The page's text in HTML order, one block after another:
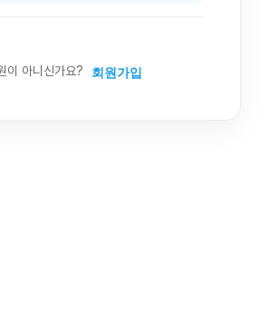
이 아니신가요? 회원가입